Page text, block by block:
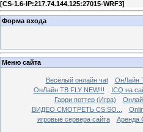
[CS-1.6-IP:217.74.144.125:27015-WRF3]
Форма входа
Меню сайта
Весёлый онлайн чаt ОнЛайн
ОнЛайн ТВ FLY NEW!!!
ICQ на
Гарри поттер (Игра)
ВИДЕО СМОТРЕТЬ CS:SO...
игровые сервера сайта
Аренда